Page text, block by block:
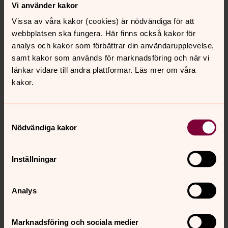
Vi använder kakor
Vissa av våra kakor (cookies) är nödvändiga för att
webbplatsen ska fungera. Här finns också kakor för
analys och kakor som förbättrar din användarupplevelse,
samt kakor som används för marknadsföring och när vi
länkar vidare till andra plattformar. Läs mer om våra
kakor.
Nödvändiga kakor
Inställningar
Analys
Marknadsföring och sociala medier
Inlägg från”Tankar inför helgen”
Kan Gud komma till förbutiken där sällskap
väntar?
som en dröm sekunden efter att du vaknat. Borta, som
en ledig dag du hade tänkt skulle rymma så mycket.
ska du uppföra dig ...